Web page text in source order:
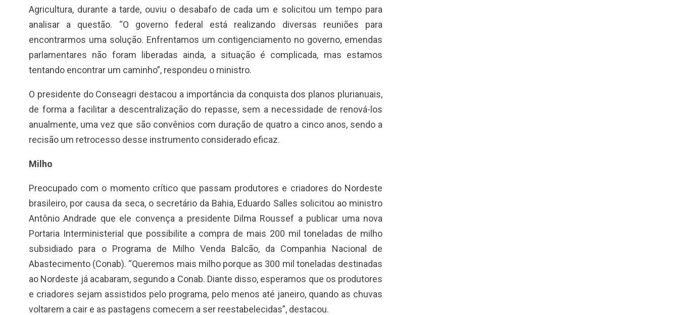
Agricultura, durante a tarde, ouviu o desabafo de cada um e solicitou um tempo para
analisar a questão. “O governo federal está realizando diversas reuniões para
encontrarmos uma solução. Enfrentamos um contigenciamento no governo, emendas
parlamentares não foram liberadas ainda, a situação é complicada, mas estamos
tentando encontrar um caminho”, respondeu o ministro.
O presidente do Conseagri destacou a importância da conquista dos planos plurianuais,
de forma a facilitar a descentralização do repasse, sem a necessidade de renová-los
anualmente, uma vez que são convênios com duração de quatro a cinco anos, sendo a
recisão um retrocesso desse instrumento considerado eficaz.
Milho
Preocupado com o momento crítico que passam produtores e criadores do Nordeste
brasileiro, por causa da seca, o secretário da Bahia, Eduardo Salles solicitou ao ministro
Antônio Andrade que ele convença a presidente Dilma Roussef a publicar uma nova
Portaria Interministerial que possibilite a compra de mais 200 mil toneladas de milho
subsidiado para o Programa de Milho Venda Balcão, da Companhia Nacional de
Abastecimento (Conab). “Queremos mais milho porque as 300 mil toneladas destinadas
ao Nordeste já acabaram, segundo a Conab. Diante disso, esperamos que os produtores
e criadores sejam assistidos pelo programa, pelo menos até janeiro, quando as chuvas
voltarem a cair e as pastagens comecem a ser reestabelecidas”, destacou.